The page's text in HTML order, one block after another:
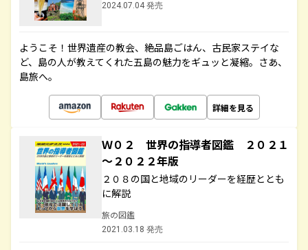
2024.07.04 発売
ようこそ！世界遺産の教会、絶品島ごはん、古民家ステイな
ど、島の人が教えてくれた五島の魅力をギュッと凝縮。さあ、
島旅へ。
詳細を見る
Ｗ０２ 世界の指導者図鑑 ２０２１
～２０２２年版
２０８の国と地域のリーダーを経歴ととも
に解説
旅の図鑑
2021.03.18 発売